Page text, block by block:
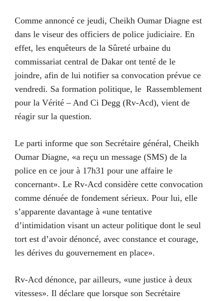
Comme annoncé ce jeudi, Cheikh Oumar Diagne est
dans le viseur des officiers de police judiciaire. En
effet, les enquêteurs de la Sûreté urbaine du
commissariat central de Dakar ont tenté de le
joindre, afin de lui notifier sa convocation prévue ce
vendredi. Sa formation politique, le Rassemblement
pour la Vérité – And Ci Degg (Rv-Acd), vient de
réagir sur la question.
Le parti informe que son Secrétaire général, Cheikh
Oumar Diagne, «a reçu un message (SMS) de la
police en ce jour à 17h31 pour une affaire le
concernant». Le Rv-Acd considère cette convocation
comme dénuée de fondement sérieux. Pour lui, elle
s’apparente davantage à «une tentative
d’intimidation visant un acteur politique dont le seul
tort est d’avoir dénoncé, avec constance et courage,
les dérives du gouvernement en place».
Rv-Acd dénonce, par ailleurs, «une justice à deux
vitesses». Il déclare que lorsque son Secrétaire